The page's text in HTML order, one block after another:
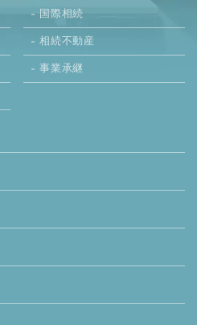
国際相続
相続不動産
事業承継